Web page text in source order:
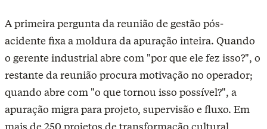
A primeira pergunta da reunião de gestão pós-
acidente fixa a moldura da apuração inteira. Quando
o gerente industrial abre com "por que ele fez isso?", o
restante da reunião procura motivação no operador;
quando abre com "o que tornou isso possível?", a
apuração migra para projeto, supervisão e fluxo. Em
mais de 250 projetos de transformação cultural